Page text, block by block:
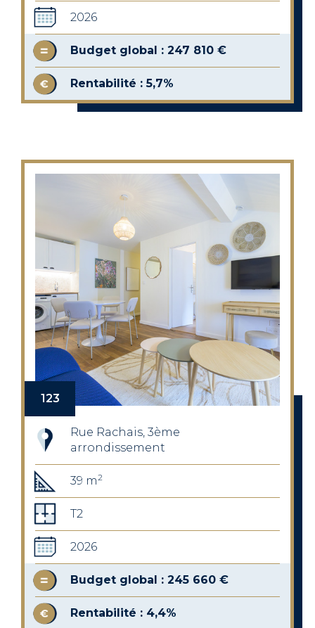
2026
Budget global : 247 810 €
Rentabilité : 5,7%
123
Rue Rachais, 3ème
arrondissement
39 m2
T2
2026
Budget global : 245 660 €
Rentabilité : 4,4%